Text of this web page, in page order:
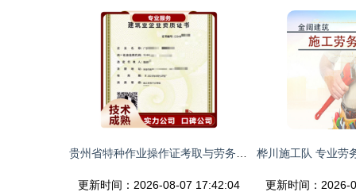
更新时间：2026-08-07 17:42:04 更新时间：2026-